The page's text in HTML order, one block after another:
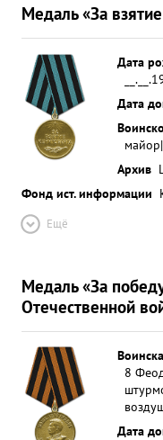
Медаль «За
Дата
Дата
Архив
Фонд ист. информации
Ещё
Медаль «За
Отечественной
8
Дата